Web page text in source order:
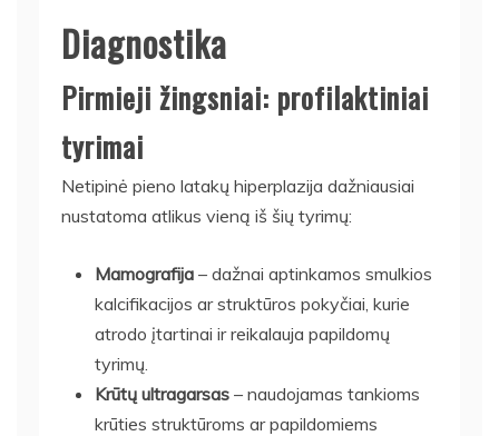
Diagnostika
Pirmieji žingsniai: profilaktiniai
tyrimai
Netipinė pieno latakų hiperplazija dažniausiai
nustatoma atlikus vieną iš šių tyrimų:
Mamografija – dažnai aptinkamos smulkios
kalcifikacijos ar struktūros pokyčiai, kurie
atrodo įtartinai ir reikalauja papildomų
tyrimų.
Krūtų ultragarsas – naudojamas tankioms
krūties struktūroms ar papildomiems